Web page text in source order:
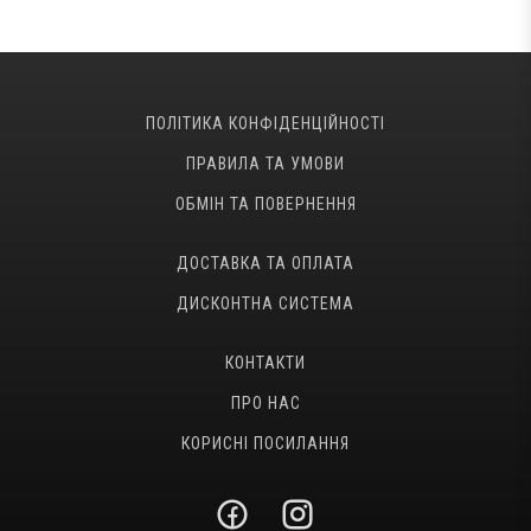
ПОЛІТИКА КОНФІДЕНЦІЙНОСТІ
ПРАВИЛА ТА УМОВИ
ОБМІН ТА ПОВЕРНЕННЯ
ДОСТАВКА ТА ОПЛАТА
ДИСКОНТНА СИСТЕМА
КОНТАКТИ
ПРО НАС
КОРИСНІ ПОСИЛАННЯ